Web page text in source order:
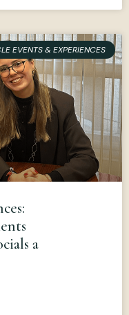
EVENTS & EXPERIENCES
a